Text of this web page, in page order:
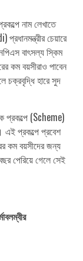
নাম লেখাতে
চেয়ারে
বাৎসল্য স্কিম
কম বয়সীরাও পাবেন
চক্রবৃদ্ধি হারে সুদ
প্রকল্পে (Scheme)
এই প্রকল্পে প্রবেশ
কম বয়সীদের জন্য
পেরিয়ে গেলে সেই